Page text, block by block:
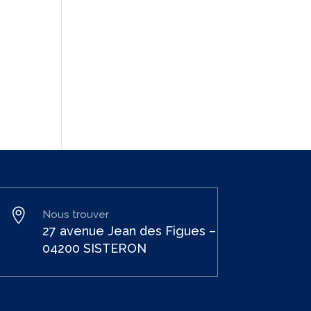
 Nous trouver
27 avenue Jean des Figues –
04200 SISTERON